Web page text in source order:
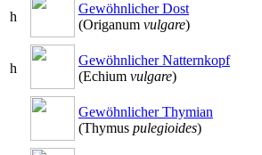
h
Gewöhnlicher Dost
(Origanum vulgare)
h
Gewöhnlicher Natternkopf
(Echium vulgare)
Gewöhnlicher Thymian
(Thymus pulegioides)